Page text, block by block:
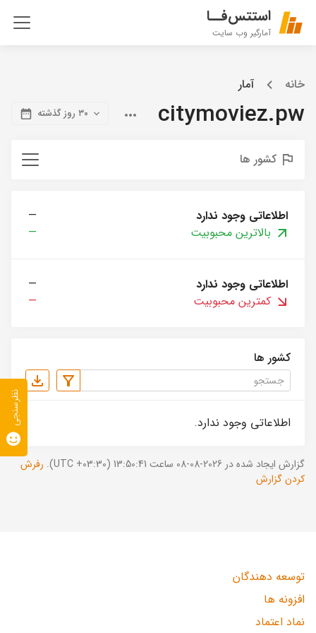
استتس‌فــا
آمارگیر وب سایت
خانه آمار
citymoviez.pw ۳۰ روز گذشته
کشور ها
اطلاعاتی وجود ندارد
—
بالاترین محبوبیت
—
اطلاعاتی وجود ندارد
—
کمترین محبوبیت
—
کشور ها
اطلاعاتی وجود ندارد.
گزارش ایجاد شده در 2026-08-08 ساعت 13:50:41 (UTC +03:30).
رفرش
کردن گزارش
توسعه دهندگان
افزونه ها
نماد اعتماد
نظرسنجی